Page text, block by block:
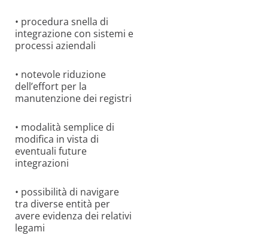
• procedura snella di
integrazione con sistemi e
processi aziendali
• notevole riduzione
dell’effort per la
manutenzione dei registri
• modalità semplice di
modifica in vista di
eventuali future
integrazioni
• possibilità di navigare
tra diverse entità per
avere evidenza dei relativi
legami